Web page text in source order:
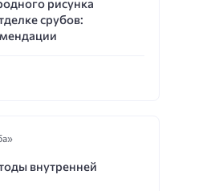
рисунка
срубов:
внутренней